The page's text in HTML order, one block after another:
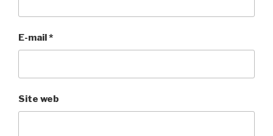
E-mail*
Site web